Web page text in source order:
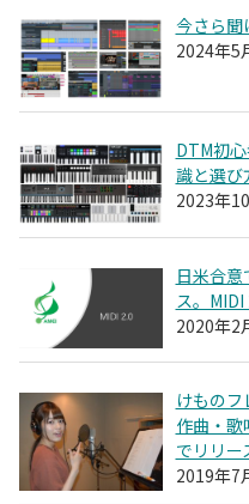
今さら聞
2024年5
DTM初
識と選び
2023年
日米合
ス。
2020年2
けものフ
作曲・歌
でリリー
2019年7